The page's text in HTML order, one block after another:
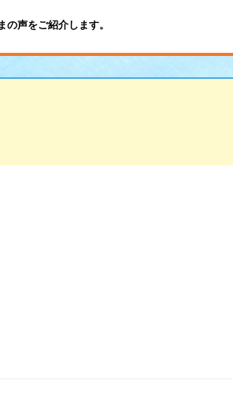
声をご紹介します。